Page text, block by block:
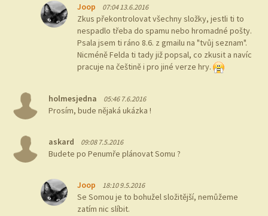
Joop 07:04 13.6.2016
Zkus překontrolovat všechny složky, jestli ti to
nespadlo třeba do spamu nebo hromadné pošty.
Psala jsem ti ráno 8.6. z gmailu na "tvůj seznam".
Nicméně Felda ti tady již popsal, co zkusit a navíc
pracuje na češtině i pro jiné verze hry.
holmesjedna 05:46 7.6.2016
Prosím, bude nějaká ukázka !
askard 09:08 7.5.2016
Budete po Penumře plánovat Somu ?
Joop 18:10 9.5.2016
Se Somou je to bohužel složitější, nemůžeme
zatím nic slíbit.